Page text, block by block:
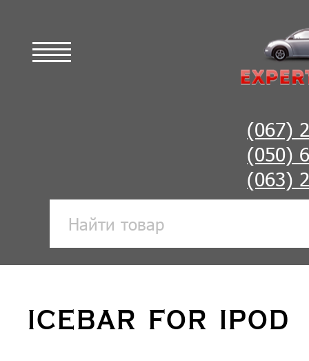
(067)
(050)
(063)
ICEBAR FOR IPOD